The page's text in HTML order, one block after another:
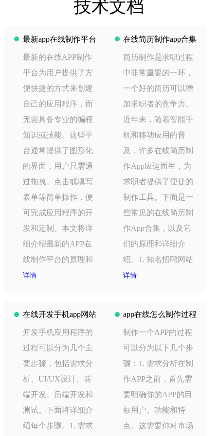
技术文档
最新app在线制作平台
最新的在线APP制作
平台为用户提供了方
便快捷的方式来创建
自己的应用程序，而
无需具备专业的编程
知识或技能。这些平
台通常提供了图形化
的界面，用户只需通
过拖拽、点击或填写
表单等简单操作，便
可完成应用程序的开
发和定制。本文将详
细介绍最新的APP在
线制作平台的原理和
详情
在线简历制作app合集
简历制作是求职过程
中非常重要的一环，
一个好的简历可以增
加求职者的竞争力。
近年来，随着智能手
机和移动应用的普
及，许多在线简历制
作App应运而生，为
求职者提供了便捷的
制作工具。下面是一
些常见的在线简历制
作App合集，以及它
们的原理和详细介
绍。1. 知名招聘网站
详情
在线开发手机app网站
开发手机应用程序的
过程可以分为几个主
要步骤，包括需求分
析、UI/UX设计、前
端开发、后端开发和
测试。下面将详细介
绍每个步骤。1. 需求
app在线怎么制作过程
制作一个APP的过程
可以分为以下几个步
骤：1. 需求分析在制
作APP之前，首先需
要明确你的APP的目
标用户、功能和特
点。这需要你对市场